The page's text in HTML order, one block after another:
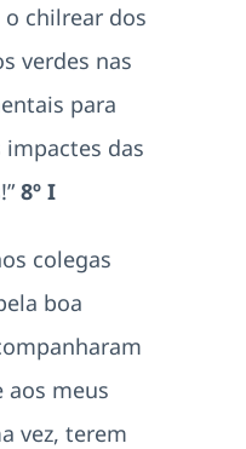
chilrear dos
verdes nas
para
das
8º I
colegas
boa
aos meus
vez, terem